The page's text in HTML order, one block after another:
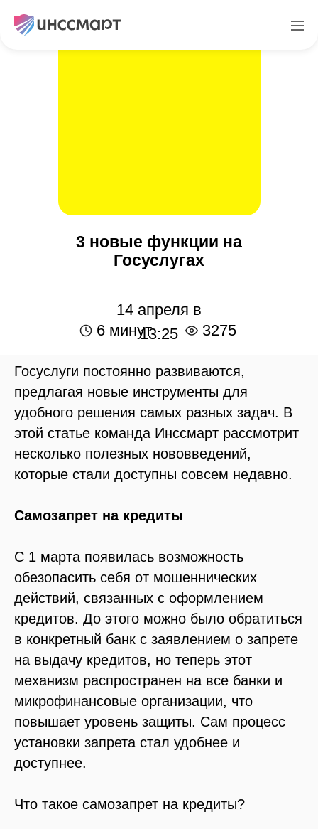
3 новые функции на
Госуслугах
3275
6 минут
14 апреля в
13:25
Госуслуги постоянно развиваются,
предлагая новые инструменты для
удобного решения самых разных задач. В
этой статье команда Инссмарт рассмотрит
несколько полезных нововведений,
которые стали доступны совсем недавно.
Самозапрет на кредиты
С 1 марта появилась возможность
обезопасить себя от мошеннических
действий, связанных с оформлением
кредитов. До этого можно было обратиться
в конкретный банк с заявлением о запрете
на выдачу кредитов, но теперь этот
механизм распространен на все банки и
микрофинансовые организации, что
повышает уровень защиты. Сам процесс
установки запрета стал удобнее и
доступнее.
Что такое самозапрет на кредиты?